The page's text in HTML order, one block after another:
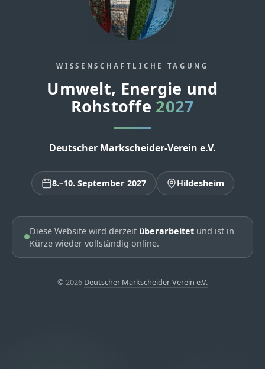
WISSENSCHAFTLICHE TAGUNG
Umwelt, Energie und
Rohstoffe 2027
Deutscher Markscheider-Verein e.V.
8.–10. September 2027 Hildesheim
Diese Website wird derzeit überarbeitet und ist in
Kürze wieder vollständig online.
© 2026 Deutscher Markscheider-Verein e.V.